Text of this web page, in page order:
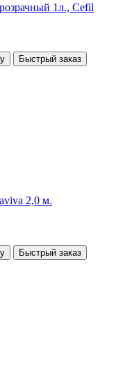
1л., Cefil
Быстрый заказ
2,0 м.
Быстрый заказ